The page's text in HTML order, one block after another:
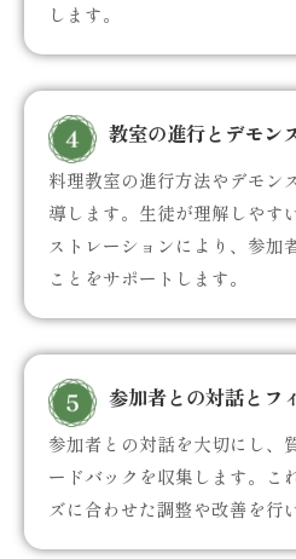
します。
教室の進行とデモン
料理教室の進行方法やデモン
導します。生徒が理解しやす
ストレーションにより、参加
ことをサポートします。
参加者との対話とフ
参加者との対話を大切にし、
ードバックを収集します。こ
ズに合わせた調整や改善を行